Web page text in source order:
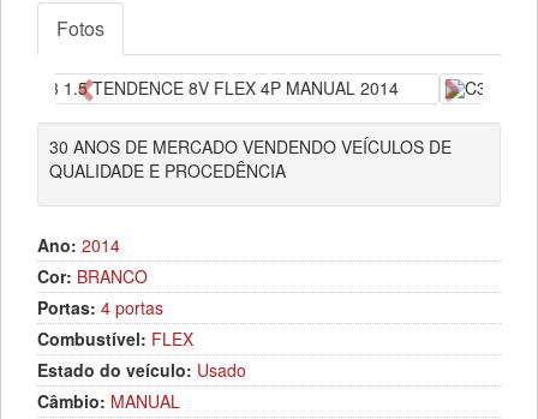
Fotos
Anterior Próximo
30 ANOS DE MERCADO VENDENDO VEÍCULOS DE
QUALIDADE E PROCEDÊNCIA
Ano: 2014
Cor: BRANCO
Portas: 4 portas
Combustível: FLEX
Estado do veículo: Usado
Câmbio: MANUAL